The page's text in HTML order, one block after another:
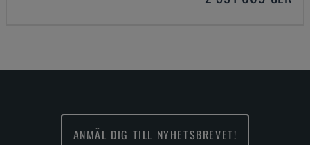
ANMÄL DIG TILL NYHETSBREVET!